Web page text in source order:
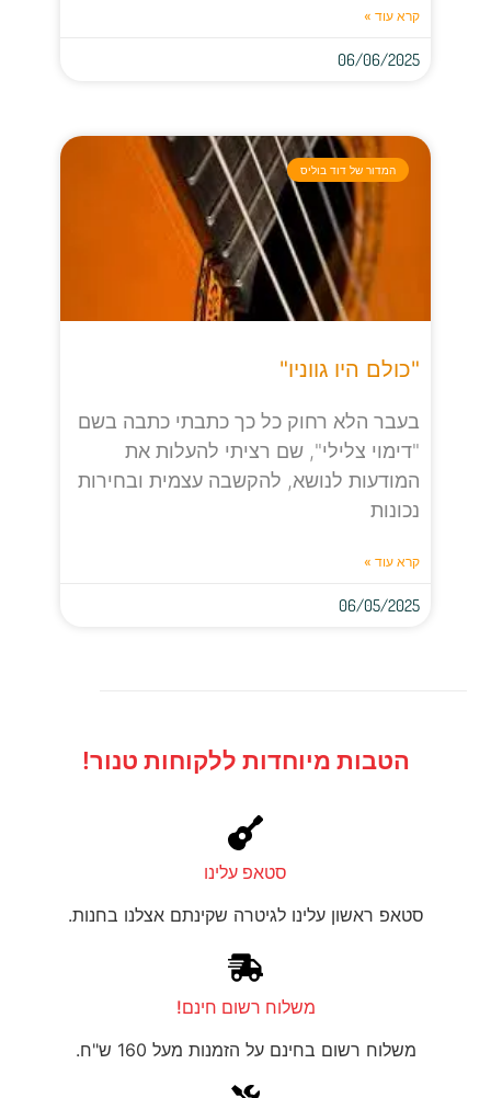
קרא עוד »
06/06/2025
המדור של דוד בוליס
"כולם היו גווניו"
בעבר הלא רחוק כל כך כתבתי כתבה בשם
"דימוי צלילי", שם רציתי להעלות את
המודעות לנושא, להקשבה עצמית ובחירות
נכונות
קרא עוד »
06/05/2025
הטבות מיוחדות ללקוחות טנור!
סטאפ עלינו
סטאפ ראשון עלינו לגיטרה שקינתם אצלנו בחנות.
משלוח רשום חינם!
משלוח רשום בחינם על הזמנות מעל 160 ש"ח.